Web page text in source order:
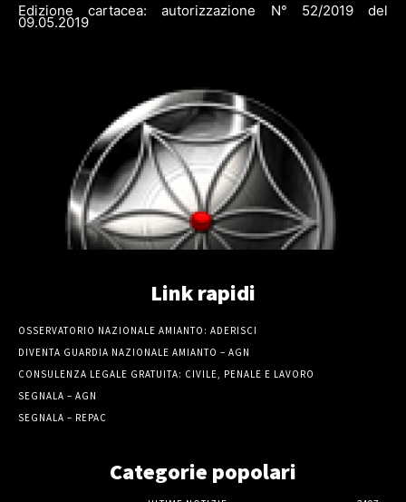
Edizione cartacea: autorizzazione N° 52/2019 del
09.05.2019
Link rapidi
OSSERVATORIO NAZIONALE AMIANTO: ADERISCI
DIVENTA GUARDIA NAZIONALE AMIANTO – AGN
CONSULENZA LEGALE GRATUITA: CIVILE, PENALE E LAVORO
SEGNALA – AGN
SEGNALA – REPAC
Categorie popolari